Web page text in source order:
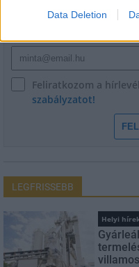
Data Deletion
E-mail cím
Feliratkozom a
szabályzatot!
LEGFRISSEBB
Helyi